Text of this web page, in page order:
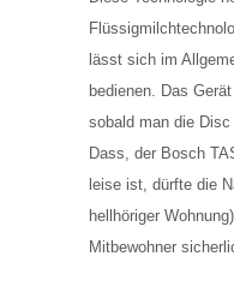
lässt sich im
bedienen. Das
sobald man die
Dass, der Bosch
leise ist, dürfte die
hellhöriger
Mitbewohner